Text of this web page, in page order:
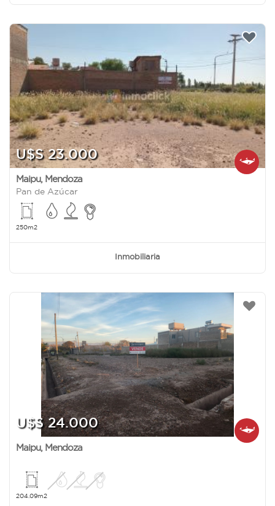
U$S 23.000
Maipu, Mendoza
Pan de Azúcar
250m2
Inmobiliaria
U$S 24.000
Maipu, Mendoza
204.09m2